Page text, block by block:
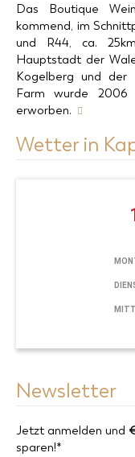
Das Boutique
kommend, im
und R44, ca.
Hauptstadt der
Kogelberg und der
Farm wurde 2006
erworben.
Wetter in
Newsletter
Jetzt anmelden und
sparen!*